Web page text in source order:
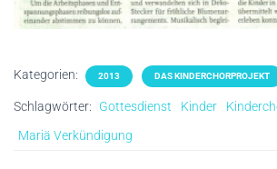
Kategorien: 2013 DAS KINDERCHORPROJEKT
Schlagwörter: Gottesdienst Kinder
Mariä Verkündigung